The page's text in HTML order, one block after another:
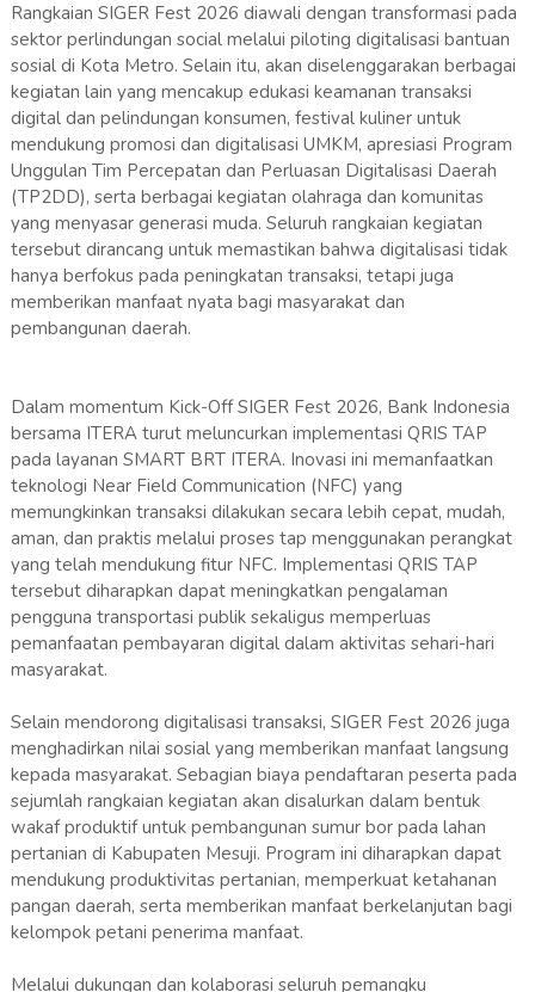
Rangkaian SIGER Fest 2026 diawali dengan transformasi pada
sektor perlindungan social melalui piloting digitalisasi bantuan
sosial di Kota Metro. Selain itu, akan diselenggarakan berbagai
kegiatan lain yang mencakup edukasi keamanan transaksi
digital dan pelindungan konsumen, festival kuliner untuk
mendukung promosi dan digitalisasi UMKM, apresiasi Program
Unggulan Tim Percepatan dan Perluasan Digitalisasi Daerah
(TP2DD), serta berbagai kegiatan olahraga dan komunitas
yang menyasar generasi muda. Seluruh rangkaian kegiatan
tersebut dirancang untuk memastikan bahwa digitalisasi tidak
hanya berfokus pada peningkatan transaksi, tetapi juga
memberikan manfaat nyata bagi masyarakat dan
pembangunan daerah.
Dalam momentum Kick-Off SIGER Fest 2026, Bank Indonesia
bersama ITERA turut meluncurkan implementasi QRIS TAP
pada layanan SMART BRT ITERA. Inovasi ini memanfaatkan
teknologi Near Field Communication (NFC) yang
memungkinkan transaksi dilakukan secara lebih cepat, mudah,
aman, dan praktis melalui proses tap menggunakan perangkat
yang telah mendukung fitur NFC. Implementasi QRIS TAP
tersebut diharapkan dapat meningkatkan pengalaman
pengguna transportasi publik sekaligus memperluas
pemanfaatan pembayaran digital dalam aktivitas sehari-hari
masyarakat.
Selain mendorong digitalisasi transaksi, SIGER Fest 2026 juga
menghadirkan nilai sosial yang memberikan manfaat langsung
kepada masyarakat. Sebagian biaya pendaftaran peserta pada
sejumlah rangkaian kegiatan akan disalurkan dalam bentuk
wakaf produktif untuk pembangunan sumur bor pada lahan
pertanian di Kabupaten Mesuji. Program ini diharapkan dapat
mendukung produktivitas pertanian, memperkuat ketahanan
pangan daerah, serta memberikan manfaat berkelanjutan bagi
kelompok petani penerima manfaat.
Melalui dukungan dan kolaborasi seluruh pemangku